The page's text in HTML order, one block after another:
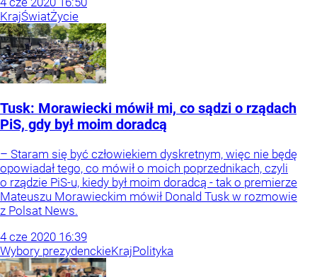
KrajŚwiatŻycie
Tusk: Morawiecki mówił mi, co sądzi o rządach
PiS, gdy był moim doradcą
– Staram się być człowiekiem dyskretnym, więc nie będę
opowiadał tego, co mówił o moich poprzednikach, czyli
o rządzie PiS-u, kiedy był moim doradcą - tak o premierze
Mateuszu Morawieckim mówił Donald Tusk w rozmowie
z Polsat News.
4 cze 2020 16:39
Wybory prezydenckieKrajPolityka